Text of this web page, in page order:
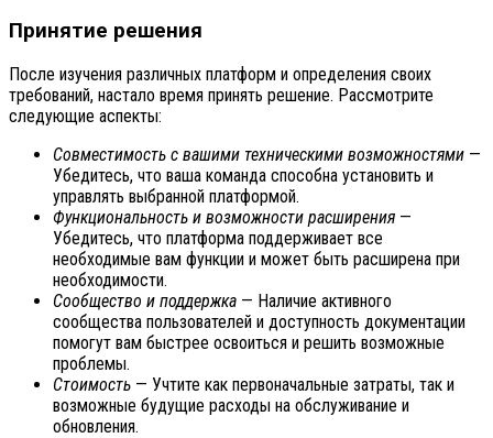
Принятие решения
После изучения различных платформ и определения своих
требований, настало время принять решение. Рассмотрите
следующие аспекты:
Совместимость с вашими техническими возможностями —
Убедитесь, что ваша команда способна установить и
управлять выбранной платформой.
Функциональность и возможности расширения —
Убедитесь, что платформа поддерживает все
необходимые вам функции и может быть расширена при
необходимости.
Сообщество и поддержка — Наличие активного
сообщества пользователей и доступность документации
помогут вам быстрее освоиться и решить возможные
проблемы.
Стоимость — Учтите как первоначальные затраты, так и
возможные будущие расходы на обслуживание и
обновления.